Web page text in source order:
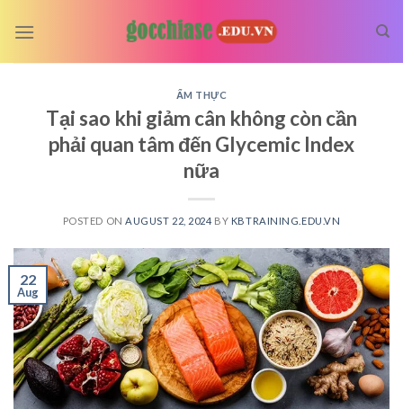
ẨM THỰC
Tại sao khi giảm cân không còn cần
phải quan tâm đến Glycemic Index
nữa
POSTED ON AUGUST 22, 2024 BY KBTRAINING.EDU.VN
22
Aug